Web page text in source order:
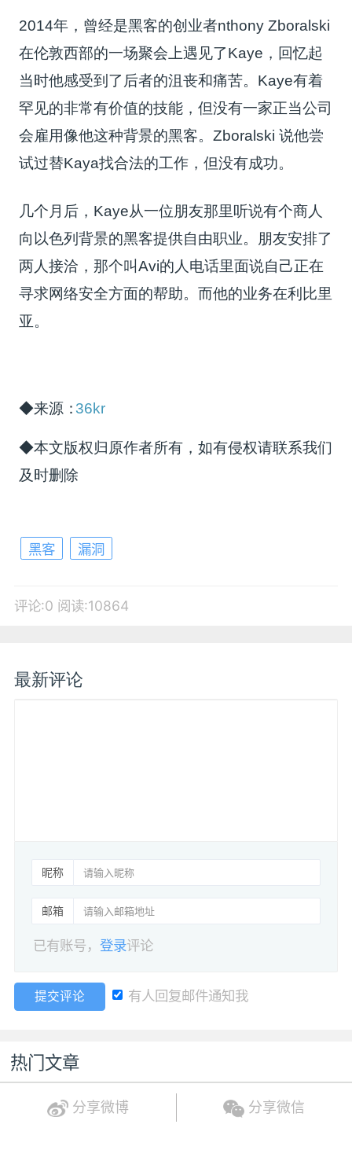
2014年，曾经是黑客的创业者nthony Zboralski
在伦敦西部的一场聚会上遇见了Kaye，回忆起
当时他感受到了后者的沮丧和痛苦。Kaye有着
罕见的非常有价值的技能，但没有一家正当公司
会雇用像他这种背景的黑客。Zboralski 说他尝
试过替Kaya找合法的工作，但没有成功。
几个月后，Kaye从一位朋友那里听说有个商人
向以色列背景的黑客提供自由职业。朋友安排了
两人接洽，那个叫Avi的人电话里面说自己正在
寻求网络安全方面的帮助。而他的业务在利比里
亚。
◆来源： 36kr
◆本文版权归原作者所有，如有侵权请联系我们
及时删除
黑客 漏洞
评论:0 阅读:10864
最新评论
昵称
邮箱
已有账号，登录评论
提交评论 有人回复邮件通知我
热门文章
分享微博 分享微信